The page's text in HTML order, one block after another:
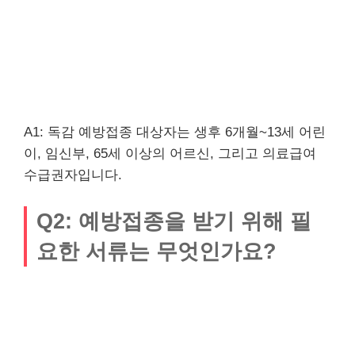
A1: 독감 예방접종 대상자는 생후 6개월~13세 어린
이, 임신부, 65세 이상의 어르신, 그리고 의료급여
수급권자입니다.
Q2: 예방접종을 받기 위해 필
요한 서류는 무엇인가요?